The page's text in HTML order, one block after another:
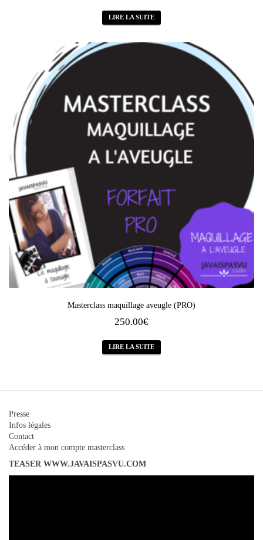
LIRE LA SUITE
Masterclass maquillage aveugle (PRO)
250.00€
LIRE LA SUITE
Presse
Infos légales
Contact
Accéder à mon compte masterclass
TEASER WWW.JAVAISPASVU.COM